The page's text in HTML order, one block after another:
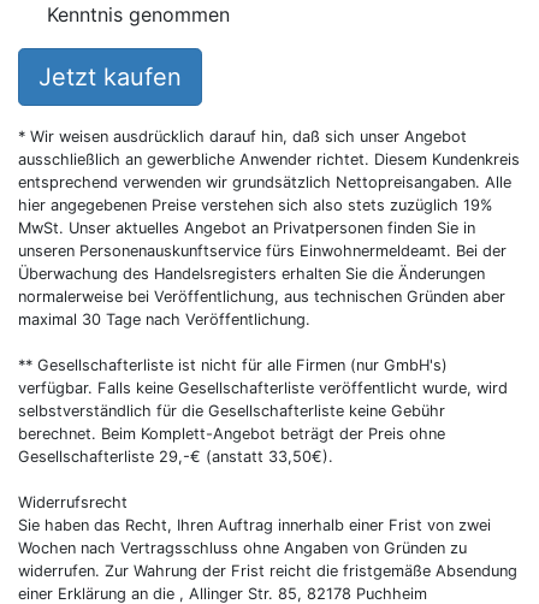
Kenntnis genommen
Jetzt kaufen
* Wir weisen ausdrücklich darauf hin, daß sich unser Angebot
ausschließlich an gewerbliche Anwender richtet. Diesem Kundenkreis
entsprechend verwenden wir grundsätzlich Nettopreisangaben. Alle
hier angegebenen Preise verstehen sich also stets zuzüglich 19%
MwSt. Unser aktuelles Angebot an Privatpersonen finden Sie in
unseren Personenauskunftservice fürs Einwohnermeldeamt. Bei der
Überwachung des Handelsregisters erhalten Sie die Änderungen
normalerweise bei Veröffentlichung, aus technischen Gründen aber
maximal 30 Tage nach Veröffentlichung.
** Gesellschafterliste ist nicht für alle Firmen (nur GmbH's)
verfügbar. Falls keine Gesellschafterliste veröffentlicht wurde, wird
selbstverständlich für die Gesellschafterliste keine Gebühr
berechnet. Beim Komplett-Angebot beträgt der Preis ohne
Gesellschafterliste 29,-€ (anstatt 33,50€).
Widerrufsrecht
Sie haben das Recht, Ihren Auftrag innerhalb einer Frist von zwei
Wochen nach Vertragsschluss ohne Angaben von Gründen zu
widerrufen. Zur Wahrung der Frist reicht die fristgemäße Absendung
einer Erklärung an die , Allinger Str. 85, 82178 Puchheim